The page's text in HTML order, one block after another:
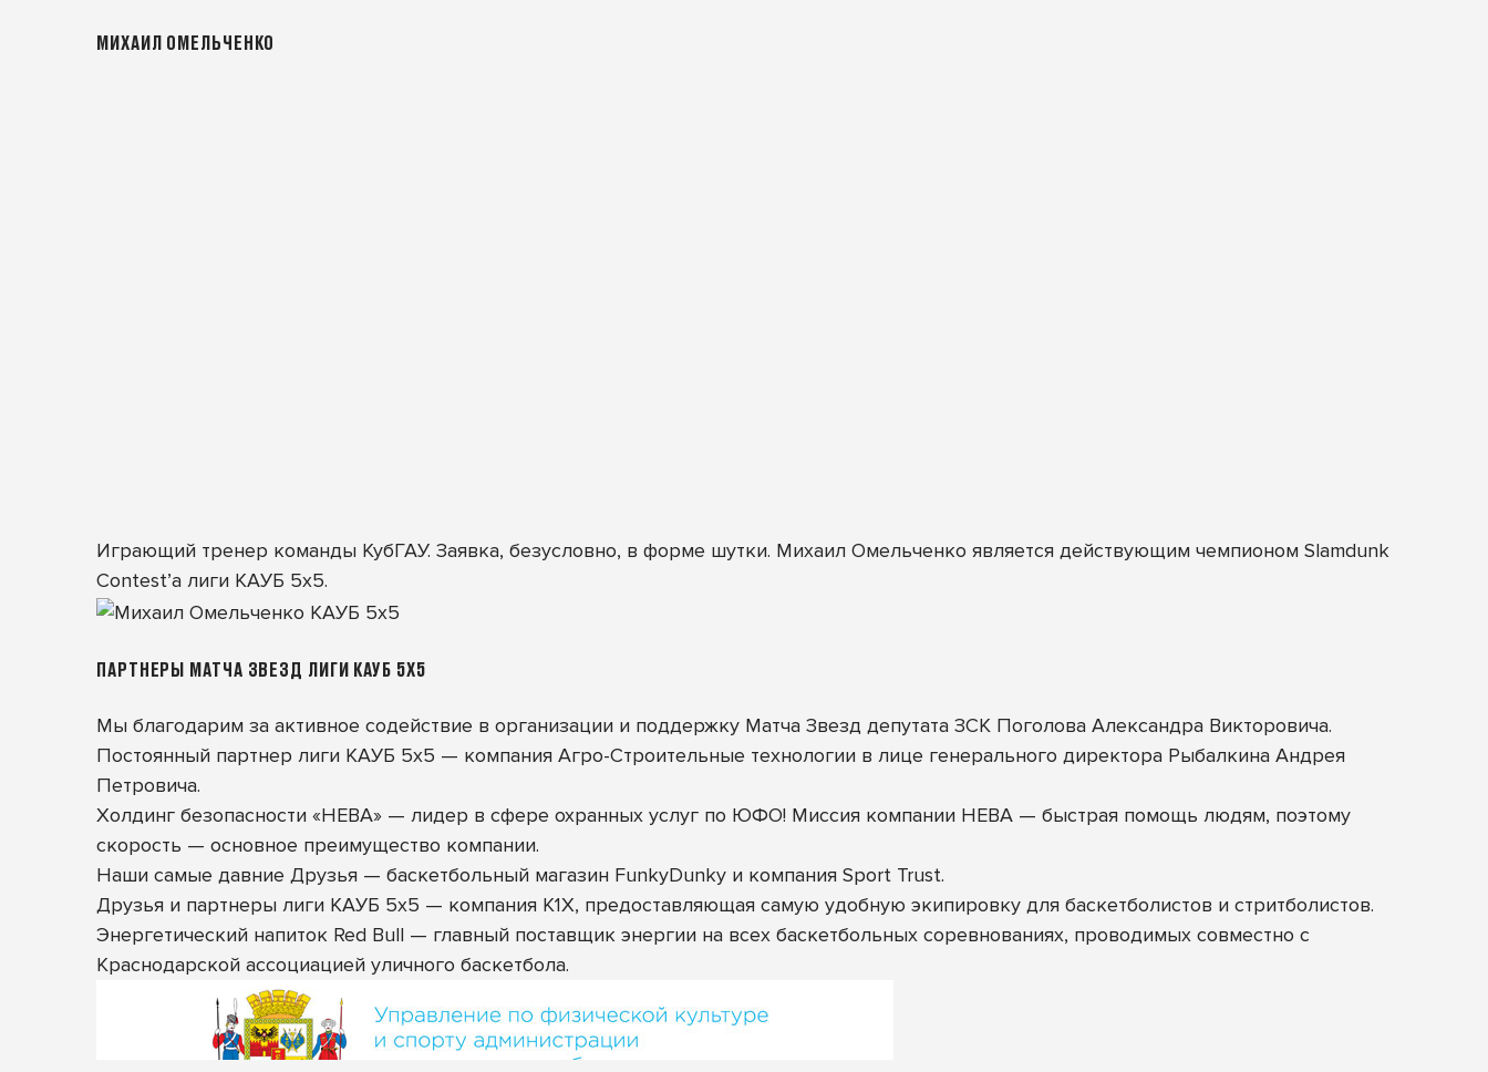
МИХАИЛ ОМЕЛЬЧЕНКО
Играющий тренер команды КубГАУ. Заявка, безусловно, в форме шутки. Михаил Омельченко является действующим чемпионом Slamdunk
Contest’а лиги КАУБ 5х5.
ПАРТНЕРЫ МАТЧА ЗВЕЗД ЛИГИ КАУБ 5Х5
Мы благодарим за активное содействие в организации и поддержку Матча Звезд депутата ЗСК Поголова Александра Викторовича.
Постоянный партнер лиги КАУБ 5х5 — компания Агро-Строительные технологии в лице генерального директора Рыбалкина Андрея
Петровича.
Холдинг безопасности «НЕВА» — лидер в сфере охранных услуг по ЮФО! Миссия компании НЕВА — быстрая помощь людям, поэтому
скорость — основное преимущество компании.
Наши самые давние Друзья — баскетбольный магазин FunkyDunky и компания Sport Trust.
Друзья и партнеры лиги КАУБ 5х5 — компания K1X, предоставляющая самую удобную экипировку для баскетболистов и стритболистов.
Энергетический напиток Red Bull — главный поставщик энергии на всех баскетбольных соревнованиях, проводимых совместно с
Краснодарской ассоциацией уличного баскетбола.